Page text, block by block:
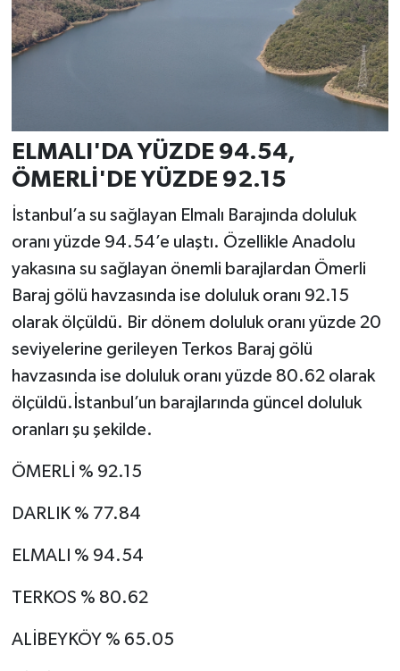
ELMALI'DA YÜZDE 94.54,
ÖMERLİ'DE YÜZDE 92.15
İstanbul’a su sağlayan Elmalı Barajında doluluk
oranı yüzde 94.54’e ulaştı. Özellikle Anadolu
yakasına su sağlayan önemli barajlardan Ömerli
Baraj gölü havzasında ise doluluk oranı 92.15
olarak ölçüldü. Bir dönem doluluk oranı yüzde 20
seviyelerine gerileyen Terkos Baraj gölü
havzasında ise doluluk oranı yüzde 80.62 olarak
ölçüldü.İstanbul’un barajlarında güncel doluluk
oranları şu şekilde.
ÖMERLİ % 92.15
DARLIK % 77.84
ELMALI % 94.54
TERKOS % 80.62
ALİBEYKÖY % 65.05